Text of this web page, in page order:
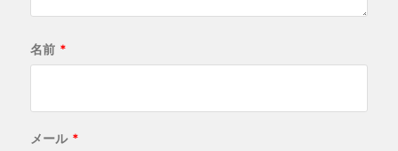
名前 *
メール *